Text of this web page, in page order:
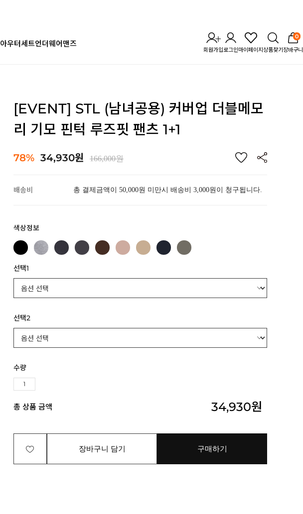
아우터세트언더웨어맨즈
회원가입로그인마이페이지 상품찾기
0
장바구니
[EVENT] STL (남녀공용) 커버업 더블메모
리 기모 핀턱 루즈핏 팬츠 1+1
78% 34,930원 166,000원
배송비 총 결제금액이 50,000원 미만시 배송비 3,000원이 청구됩니다.
색상정보
선택1
선택2
수량
총 상품 금액 34,930원
장바구니 담기 구매하기